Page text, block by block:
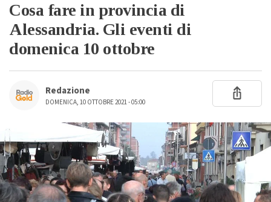
Cosa fare in provincia di
Alessandria. Gli eventi di
domenica 10 ottobre
Redazione
DOMENICA, 10 OTTOBRE 2021 - 05:00